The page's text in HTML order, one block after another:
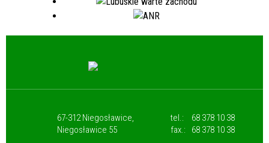
67-312 Niegosławice,
Niegosławice 55
tel.:
68 378 10 38
fax.:
68 378 10 38